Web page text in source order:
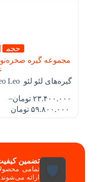
حجم
گیره‌های لئو لئو Leo Leo در سه پکیج ست کامل…
۲۳.۴۰۰.۰۰۰ تومان–
۵۹.۸۰۰.۰۰۰ تومان
🛡️
تضمین
تمامی
ارائه